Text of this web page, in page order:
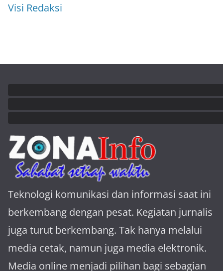
Visi Redaksi
Teknologi komunikasi dan informasi saat ini
berkembang dengan pesat. Kegiatan jurnalis
juga turut berkembang. Tak hanya melalui
media cetak, namun juga media elektronik.
Media online menjadi pilihan bagi sebagian